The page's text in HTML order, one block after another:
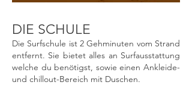
DIE SCHULE
Die Surfschule ist 2 Gehminuten vom Strand
entfernt. Sie bietet alles an Surfausstattung
welche du benötigst, sowie einen Ankleide-
und chillout-Bereich mit Duschen.